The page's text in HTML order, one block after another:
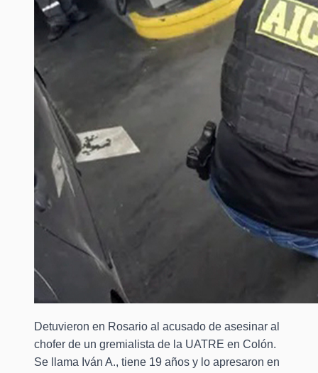
Detuvieron en Rosario al acusado de asesinar al
chofer de un gremialista de la UATRE en Colón.
Se llama Iván A., tiene 19 años y lo apresaron en